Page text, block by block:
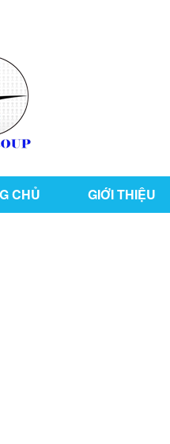
CHỦ GIỚI THIỆU